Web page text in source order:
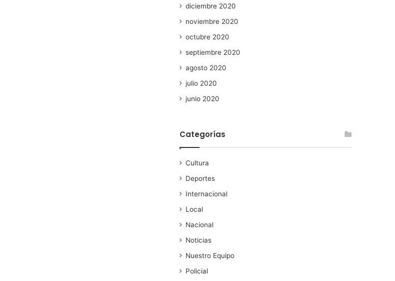
diciembre 2020
noviembre 2020
octubre 2020
septiembre 2020
agosto 2020
julio 2020
junio 2020
Categorías
Cultura
Deportes
Internacional
Local
Nacional
Noticias
Nuestro Equipo
Policial